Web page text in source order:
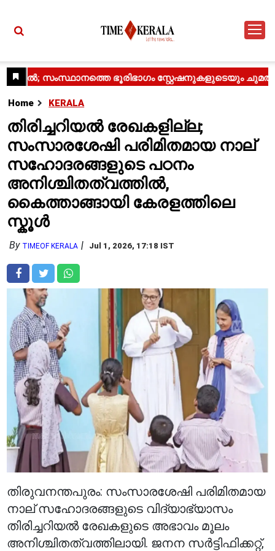
Home KERALA
തിരിച്ചറിയൽ രേഖകളില്ല;
സംസാരശേഷി പരിമിതമായ നാല്
സഹോദരങ്ങളുടെ പഠനം
അനിശ്ചിതത്വത്തിൽ,
കൈത്താങ്ങായി കേരളത്തിലെ
സ്കൂൾ
By TIMEOF KERALA Jul 1, 2026, 17:18 IST
തിരുവനന്തപുരം: സംസാരശേഷി പരിമിതമായ
നാല് സഹോദരങ്ങളുടെ വിദ്യാഭ്യാസം
തിരിച്ചറിയൽ രേഖകളുടെ അഭാവം മൂലം
അനിശ്ചിതത്വത്തിലായി. ജനന സർട്ടിഫിക്കറ്റ്,